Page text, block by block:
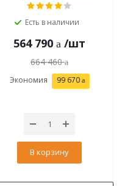
Есть в наличии
564 790 /шт
664 460
Экономия 99 670
В корзину